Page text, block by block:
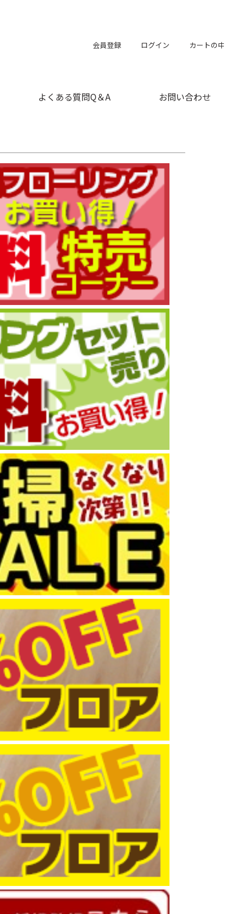
会員登録 ログイン カートの中
よくある質問Q＆A お問い合わせ